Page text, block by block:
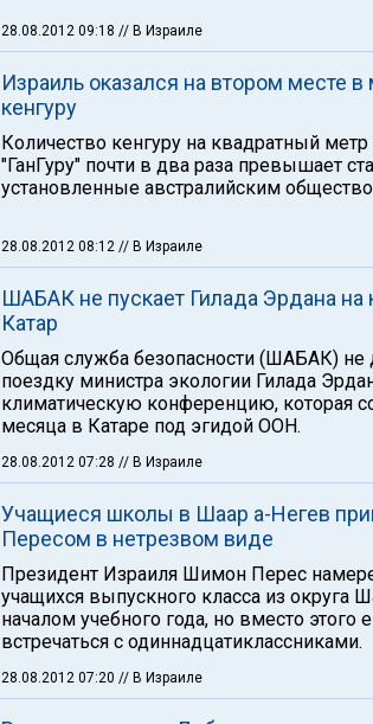
28.08.2012 09:18 // В Израиле
Израиль оказался на втором месте в
кенгуру
Количество кенгуру на квадратный
"ГанГуру" почти в два раза превышает
установленные австралийским
28.08.2012 08:12 // В Израиле
ШАБАК не пускает Гилада Эрдана
Катар
Общая служба безопасности (ШАБАК) не
поездку министра экологии Гилада
климатическую конференцию, которая
месяца в Катаре под эгидой ООН.
28.08.2012 07:28 // В Израиле
Учащиеся школы в Шаар а-Негев
Пересом в нетрезвом виде
Президент Израиля Шимон Перес
учащихся выпускного класса из округа
началом учебного года, но вместо этого
встречаться с одиннадцатиклассниками.
28.08.2012 07:20 // В Израиле